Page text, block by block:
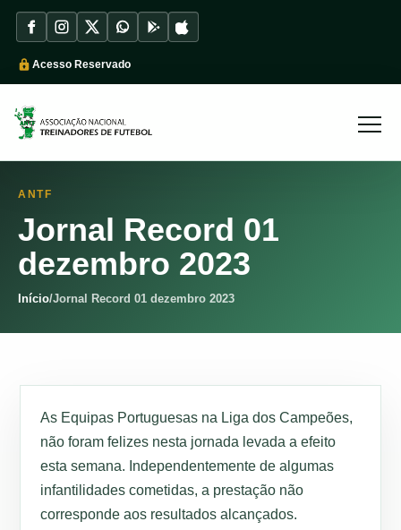
Acesso Reservado
ANTF
Jornal Record 01
dezembro 2023
Início/Jornal Record 01 dezembro 2023
As Equipas Portuguesas na Liga dos Campeões,
não foram felizes nesta jornada levada a efeito
esta semana. Independentemente de algumas
infantilidades cometidas, a prestação não
corresponde aos resultados alcançados.